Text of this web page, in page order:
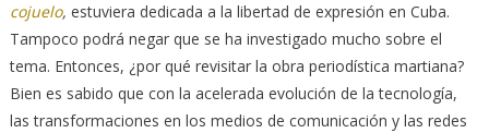
cojuelo, estuviera dedicada a la libertad de expresión en Cuba.
Tampoco podrá negar que se ha investigado mucho sobre el
tema. Entonces, ¿por qué revisitar la obra periodística martiana?
Bien es sabido que con la acelerada evolución de la tecnología,
las transformaciones en los medios de comunicación y las redes